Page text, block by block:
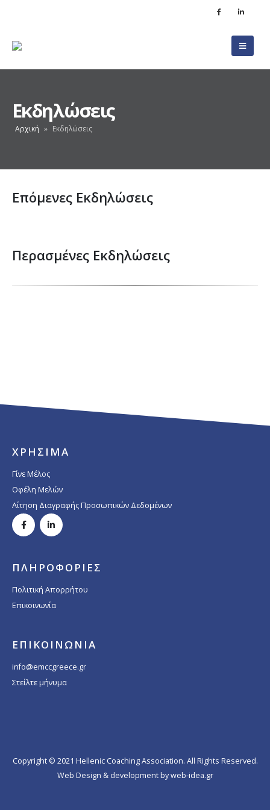
Εκδηλώσεις
Αρχική » Εκδηλώσεις
Επόμενες Εκδηλώσεις
Περασμένες Εκδηλώσεις
ΧΡΗΣΙΜΑ
Γίνε Μέλος
Οφέλη Μελών
Αίτηση Διαγραφής Προσωπικών Δεδομένων
ΠΛΗΡΟΦΟΡΙΕΣ
Πολιτική Απορρήτου
Επικοινωνία
ΕΠΙΚΟΙΝΩΝΙΑ
info@emccgreece.gr
Στείλτε μήνυμα
Copyright © 2021 Hellenic Coaching Association. All Rights Reserved.
Web Design & development by web-idea.gr